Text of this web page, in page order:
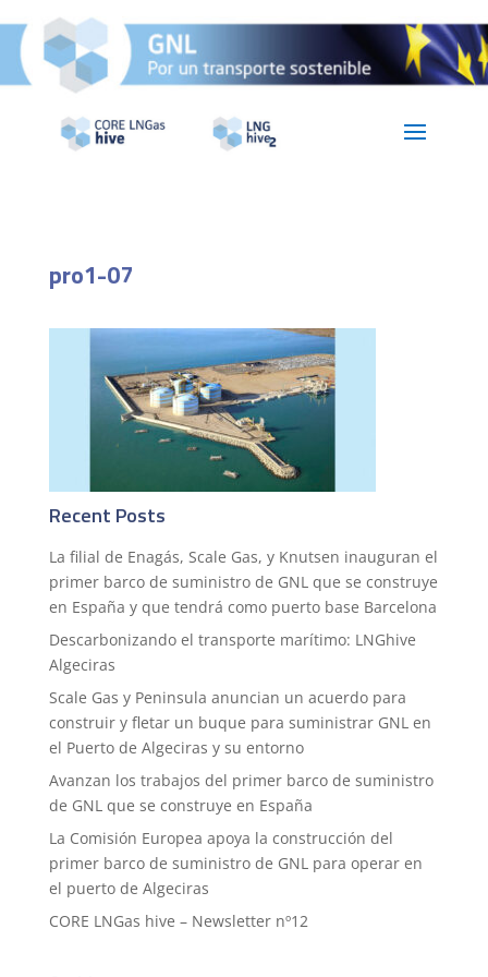
pro1-07
Recent Posts
La filial de Enagás, Scale Gas, y Knutsen inauguran el
primer barco de suministro de GNL que se construye
en España y que tendrá como puerto base Barcelona
Descarbonizando el transporte marítimo: LNGhive
Algeciras
Scale Gas y Peninsula anuncian un acuerdo para
construir y fletar un buque para suministrar GNL en
el Puerto de Algeciras y su entorno
Avanzan los trabajos del primer barco de suministro
de GNL que se construye en España
La Comisión Europea apoya la construcción del
primer barco de suministro de GNL para operar en
el puerto de Algeciras
CORE LNGas hive – Newsletter nº12